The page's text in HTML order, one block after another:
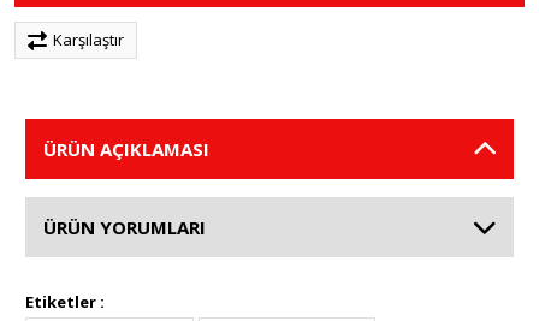
Karşılaştır
ÜRÜN AÇIKLAMASI
ÜRÜN YORUMLARI
Etiketler :